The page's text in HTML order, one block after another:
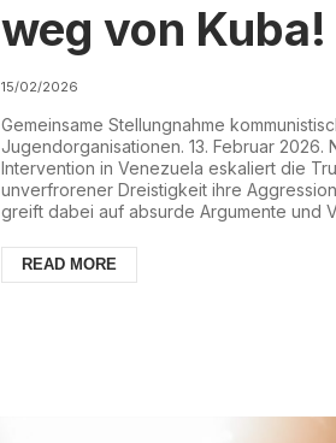
weg von Kuba!
15/02/2026
Gemeinsame Stellungnahme
Jugendorganisationen. 13. Februar 2026.
Intervention in Venezuela eskaliert die
unverfrorener Dreistigkeit ihre
greift dabei auf absurde Argumente und
Revolution wirtschaftlich und kommerziell
und Sanktionen gegen Staaten verhängt,
READ MORE